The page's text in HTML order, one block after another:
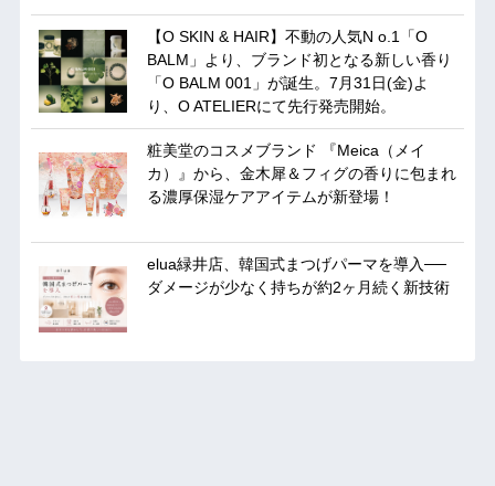
【O SKIN & HAIR】不動の人気N o.1「O
BALM」より、ブランド初となる新しい香り
「O BALM 001」が誕生。7月31日(金)よ
り、O ATELIERにて先行発売開始。
粧美堂のコスメブランド 『Meica（メイ
カ）』から、金木犀＆フィグの香りに包まれ
る濃厚保湿ケアアイテムが新登場！
elua緑井店、韓国式まつげパーマを導入──
ダメージが少なく持ちが約2ヶ月続く新技術